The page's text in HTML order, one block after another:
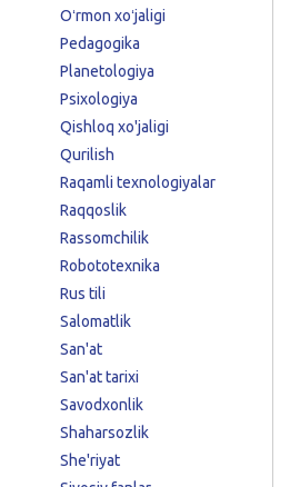
Oʻrmon xoʻjaligi
Pedagogika
Planetologiya
Psixologiya
Qishloq xo'jaligi
Qurilish
Raqamli texnologiyalar
Raqqoslik
Rassomchilik
Robototexnika
Rus tili
Salomatlik
San'at
San'at tarixi
Savodxonlik
Shaharsozlik
She'riyat